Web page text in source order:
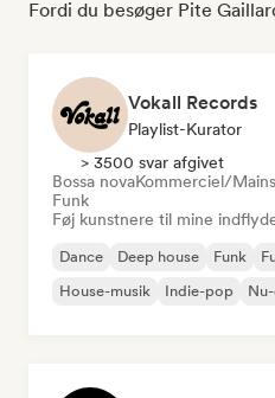
Fordi du besøger Pite
Vokall Records
Playlist-Kurator
> 3500 svar afgivet
Bossa novaKommerciel/
Funk
Føj kunstnere til mine
Dance Deep house Funk
House-musik
Indie-pop